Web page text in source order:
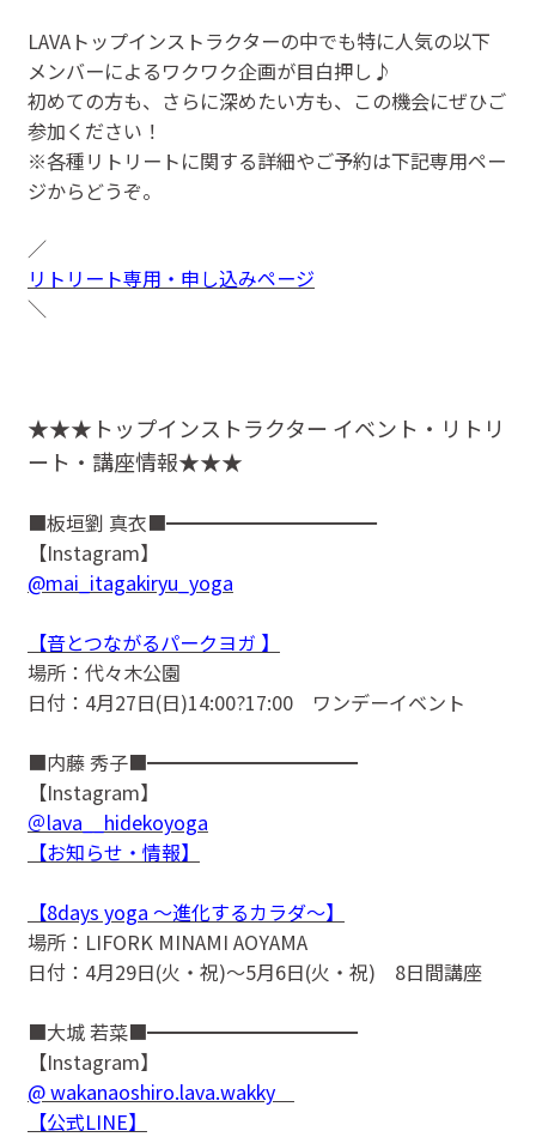
LAVAトップインストラクターの中でも特に人気の以下
メンバーによるワクワク企画が目白押し♪
初めての方も、さらに深めたい方も、この機会にぜひご
参加ください！
※各種リトリートに関する詳細やご予約は下記専用ペー
ジからどうぞ。
／
リトリート専用・申し込みページ
＼
★★★トップインストラクター イベント・リトリ
ート・講座情報★★★
■板垣劉 真衣■━━━━━━━━━━━
【Instagram】
@mai_itagakiryu_yoga
【音とつながるパークヨガ 】
場所：代々木公園
日付：4月27日(日)14:00?17:00 ワンデーイベント
■内藤 秀子■━━━━━━━━━━━
【Instagram】
＠lava__hidekoyoga
【お知らせ・情報】
【8days yoga 〜進化するカラダ〜】
場所：LIFORK MINAMI AOYAMA
日付：4月29日(火・祝)〜5月6日(火・祝) 8日間講座
■大城 若菜■━━━━━━━━━━━
【Instagram】
@ wakanaoshiro.lava.wakky
【公式LINE】